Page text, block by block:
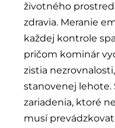
životného
zdravia. Meranie
každej kontrole
pričom kominár
zistia
stanovenej lehote.
zariadenia, ktoré
musí